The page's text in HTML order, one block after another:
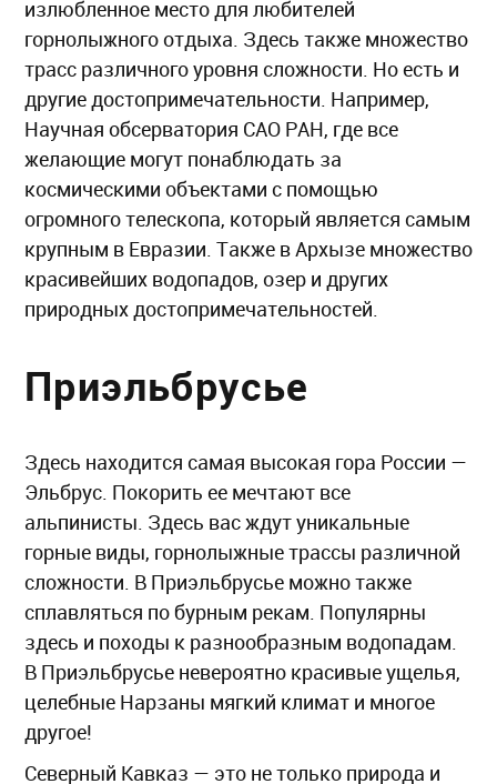
излюбленное место для любителей
горнолыжного отдыха. Здесь также множество
трасс различного уровня сложности. Но есть и
другие достопримечательности. Например,
Научная обсерватория САО РАН, где все
желающие могут понаблюдать за
космическими объектами с помощью
огромного телескопа, который является самым
крупным в Евразии. Также в Архызе множество
красивейших водопадов, озер и других
природных достопримечательностей.
Приэльбрусье
Здесь находится самая высокая гора России —
Эльбрус. Покорить ее мечтают все
альпинисты. Здесь вас ждут уникальные
горные виды, горнолыжные трассы различной
сложности. В Приэльбрусье можно также
сплавляться по бурным рекам. Популярны
здесь и походы к разнообразным водопадам.
В Приэльбрусье невероятно красивые ущелья,
целебные Нарзаны мягкий климат и многое
другое!
Северный Кавказ — это не только природа и